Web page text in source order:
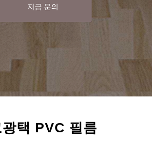
지금 문의
광택 PVC 필름